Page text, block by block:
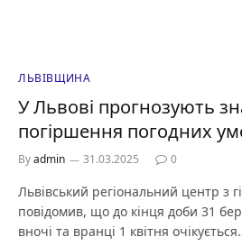
ЛЬВІВЩИНА
У Львові прогнозують
погіршення погодних
Byadmin 31.03.2025 0
Львівський регіональний центр з
повідомив, що до кінця доби 31
вночі та вранці 1 квітня